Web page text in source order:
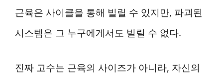
근육은 사이클을 통해 빌릴 수 있지만, 파괴된
시스템은 그 누구에게서도 빌릴 수 없다.
진짜 고수는 근육의 사이즈가 아니라, 자신의